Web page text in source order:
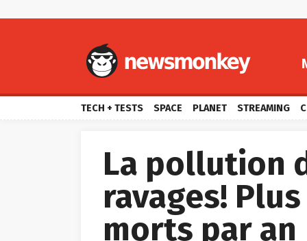
TECH + TESTS SPACE PLANET STREAMING
La pollution
ravages!
morts par an